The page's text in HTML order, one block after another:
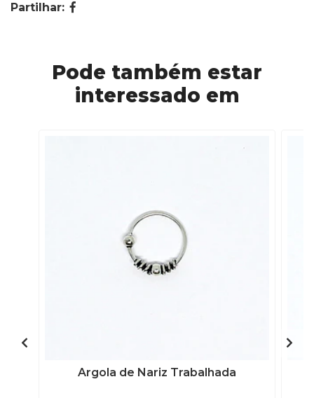
Partilhar:
Pode também estar
interessado em
Argola de Nariz Trabalhada